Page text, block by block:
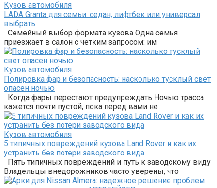
Кузов автомобиля
LADA Granta для семьи: седан, лифтбек или универсал
выбрать
Семейный выбор формата кузова Одна семья
приезжает в салон с четким запросом: им
Кузов автомобиля
Полировка фар и безопасность: насколько тусклый свет
опасен ночью
Когда фары перестают предупреждать Ночью трасса
кажется почти пустой, пока перед вами не
Кузов автомобиля
5 типичных повреждений кузова Land Rover и как их
устранить без потери заводского вида
Пять типичных повреждений и путь к заводскому виду
Владельцы внедорожников часто уверены, что